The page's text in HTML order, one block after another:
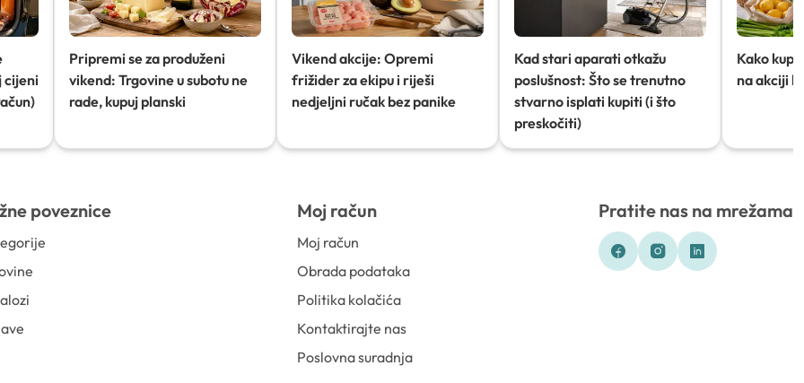
cijeni
Pripremi se za produženi
vikend: Trgovine u subotu ne
rade, kupuj planski
Vikend akcije: Opremi
frižider za ekipu i riješi
nedjeljni ručak bez panike
Kad stari aparati otkažu
poslušnost: Što se trenutno
stvarno isplati kupiti (i što
preskočiti)
Kako
na akciji
poveznice Moj račun
Moj račun
Obrada podataka
Politika kolačića
Kontaktirajte nas
Poslovna suradnja
Pratite nas na mrežama